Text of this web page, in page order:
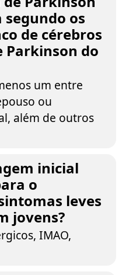
os
de cérebros
Parkinson do
um entre
ou
além de outros
inicial
o
leves
jovens?
IMAO,